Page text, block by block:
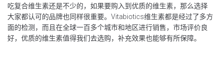
吃复合维生素还是不少的，如果要购入到优质的维生素，那么选择
大家都认可的品牌也同样很重要。Vitabiotics维生素都是经过了多方
面的检测，而且在全球一百多个城市和地区进行销售，市场评价良
好，优质的维生素值得我们去选购，补充效果也能够有所保障。